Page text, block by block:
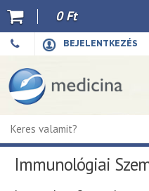
BEJELENTKEZÉS
0 Ft
Immunológiai
Ajánló
Kiadványaink
E-book
Újdonságok
Akciók